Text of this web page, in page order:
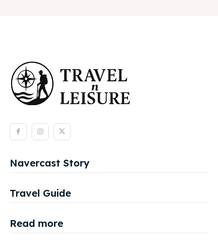
Navercast Story
Travel Guide
Read more